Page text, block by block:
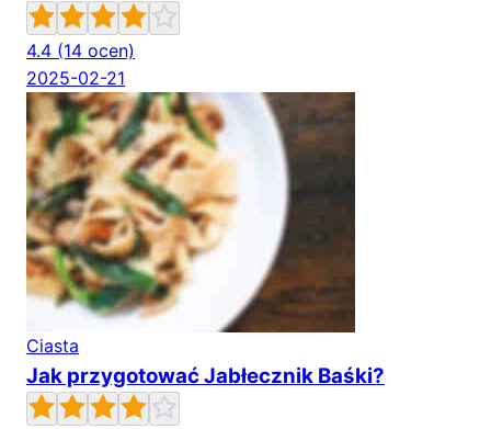
4.4 (14 ocen)
2025-02-21
Ciasta
Jak przygotować Jabłecznik Baśki?